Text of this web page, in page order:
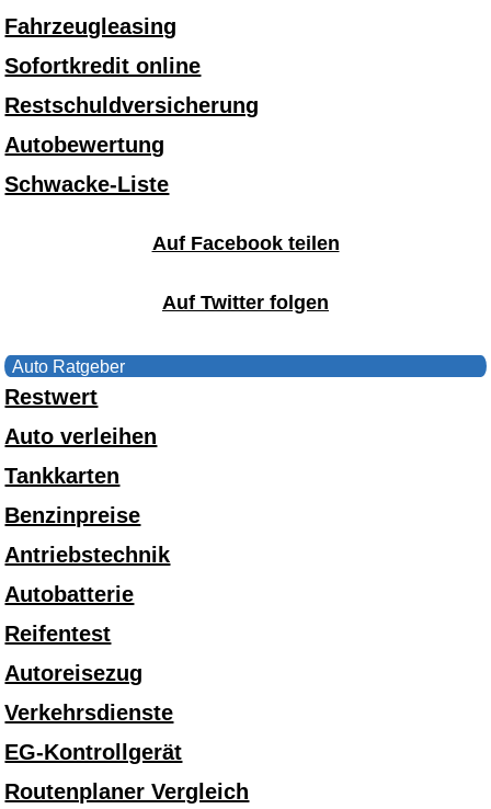
Fahrzeugleasing
Sofortkredit online
Restschuldversicherung
Autobewertung
Schwacke-Liste
Auf Facebook teilen
Auf Twitter folgen
Auto Ratgeber
Restwert
Auto verleihen
Tankkarten
Benzinpreise
Antriebstechnik
Autobatterie
Reifentest
Autoreisezug
Verkehrsdienste
EG-Kontrollgerät
Routenplaner Vergleich